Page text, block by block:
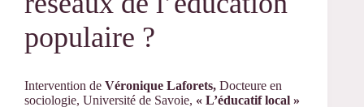
populaire ?
Intervention de Véronique Laforets, Docteure en
sociologie, Université de Savoie, « L’éducatif local »